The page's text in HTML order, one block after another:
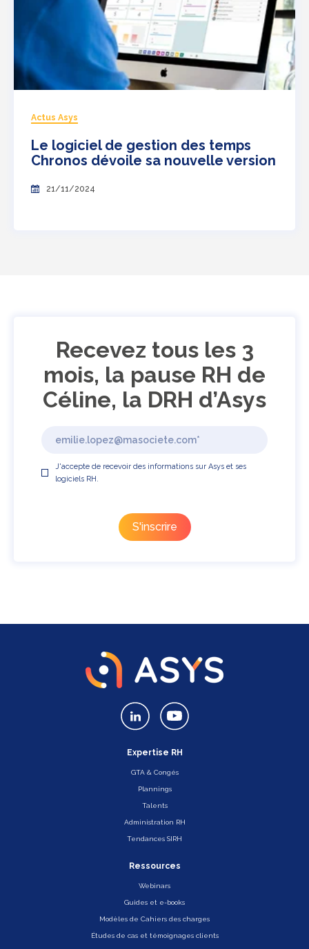
Actus Asys
Le logiciel de gestion des temps
Chronos dévoile sa nouvelle version
21/11/2024
Recevez tous les 3
mois, la pause RH de
Céline, la DRH d’Asys
J'accepte de recevoir des informations sur Asys et ses
logiciels RH.
Expertise RH
GTA & Congés
Plannings
Talents
Administration RH
Tendances SIRH
Ressources
Webinars
Guides et e-books
Modèles de Cahiers des charges
Études de cas et témoignages clients